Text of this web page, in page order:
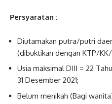
Persyaratan :
Diutamakan putra/putri
(dibuktikan dengan KTP/
Usia maksimal DIII = 22
31 Desember 2021;
Belum menikah (Bagi